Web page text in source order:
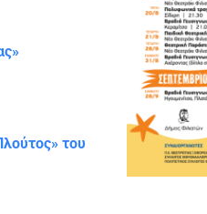
του